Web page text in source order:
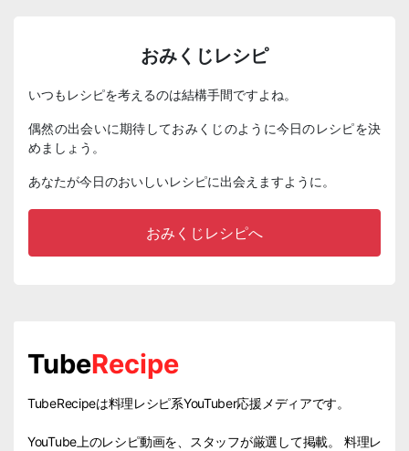
おみくじレシピ
いつもレシピを考えるのは結構手間ですよね。
偶然の出会いに期待しておみくじのように今日のレシピを決
めましょう。
あなたが今日のおいしいレシピに出会えますように。
おみくじレシピへ
TubeRecipe
TubeRecipeは料理レシピ系YouTuber応援メディアです。
YouTube上のレシピ動画を、スタッフが厳選して掲載。 料理レ